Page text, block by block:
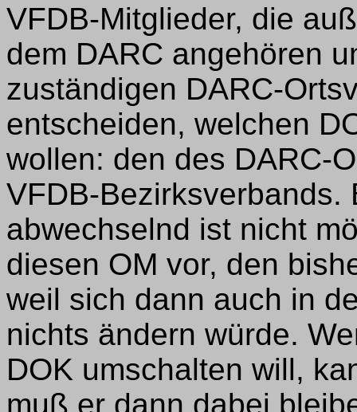
VFDB-Mitglieder, die
dem DARC angehören
zuständigen DARC-
entscheiden, welchen
wollen: den des DARC-
VFDB-Bezirksverbands.
abwechselnd ist nicht
diesen OM vor, den
weil sich dann auch in
nichts ändern würde.
DOK umschalten will,
muß er dann dabei